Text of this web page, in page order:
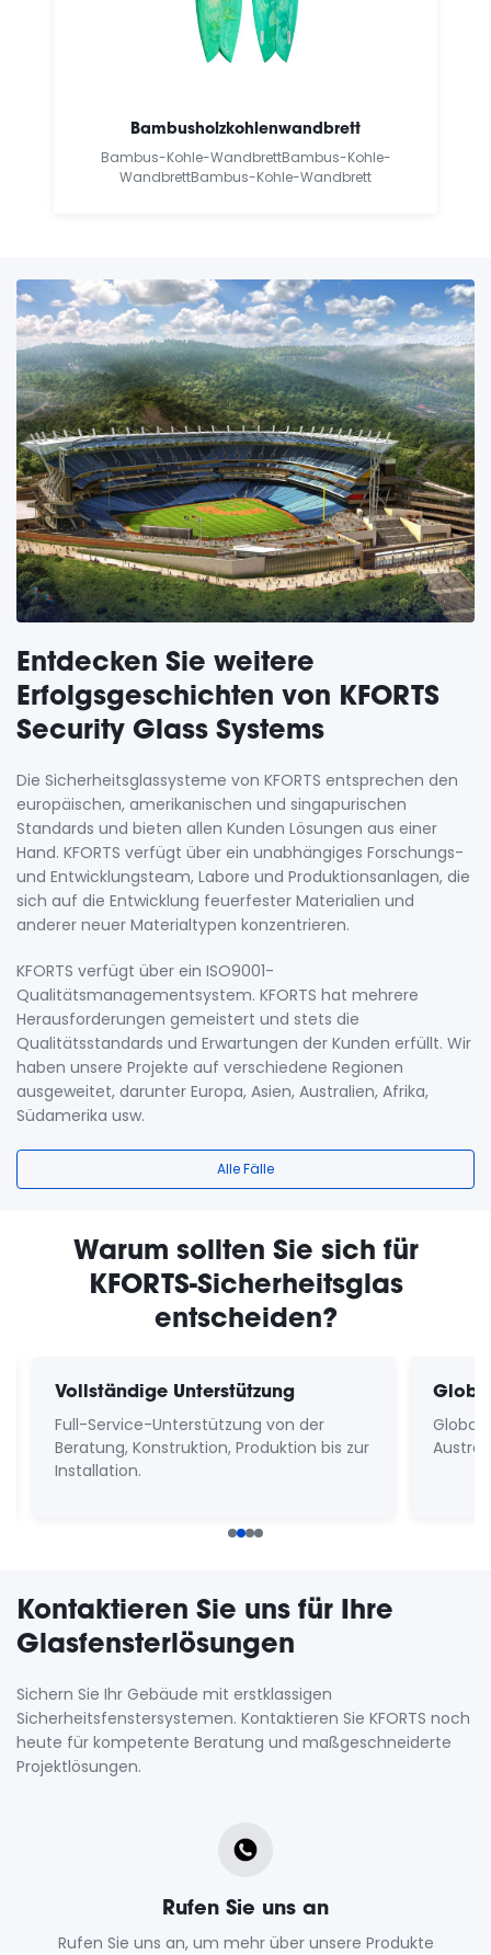
Bambusholzkohlenwandbrett
Bambus-Kohle-WandbrettBambus-Kohle-
WandbrettBambus-Kohle-Wandbrett
Entdecken Sie weitere
Erfolgsgeschichten von KFORTS
Security Glass Systems
Die Sicherheitsglassysteme von KFORTS entsprechen den
europäischen, amerikanischen und singapurischen
Standards und bieten allen Kunden Lösungen aus einer
Hand. KFORTS verfügt über ein unabhängiges Forschungs-
und Entwicklungsteam, Labore und Produktionsanlagen, die
sich auf die Entwicklung feuerfester Materialien und
anderer neuer Materialtypen konzentrieren.
KFORTS verfügt über ein ISO9001-
Qualitätsmanagementsystem. KFORTS hat mehrere
Herausforderungen gemeistert und stets die
Qualitätsstandards und Erwartungen der Kunden erfüllt. Wir
haben unsere Projekte auf verschiedene Regionen
ausgeweitet, darunter Europa, Asien, Australien, Afrika,
Südamerika usw.
Alle Fälle
Warum sollten Sie sich für
KFORTS-Sicherheitsglas
entscheiden?
Vollständige Unterstützung
Full-Service-Unterstützung von der
Beratung, Konstruktion, Produktion bis zur
Installation.
Kontaktieren Sie uns für Ihre
Glasfensterlösungen
Sichern Sie Ihr Gebäude mit erstklassigen
Sicherheitsfenstersystemen. Kontaktieren Sie KFORTS noch
heute für kompetente Beratung und maßgeschneiderte
Projektlösungen.
Rufen Sie uns an
Rufen Sie uns an, um mehr über unsere Produkte